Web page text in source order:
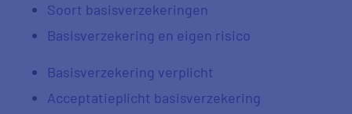
Soort basisverzekeringen
Basisverzekering en eigen risico
Basisverzekering verplicht
Acceptatieplicht basisverzekering